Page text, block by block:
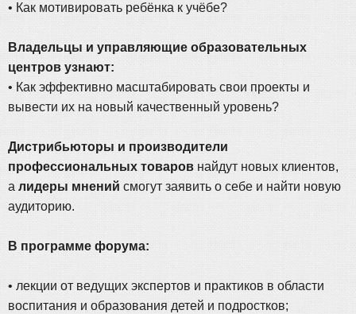
• Как мотивировать ребёнка к учёбе?
Владельцы и управляющие образовательных
центров узнают:
• Как эффективно масштабировать свои проекты и
вывести их на новый качественный уровень?
Дистрибьюторы и производители
профессиональных товаров найдут новых клиентов,
а лидеры мнений смогут заявить о себе и найти новую
аудиторию.
В программе форума:
• лекции от ведущих экспертов и практиков в области
воспитания и образования детей и подростков;